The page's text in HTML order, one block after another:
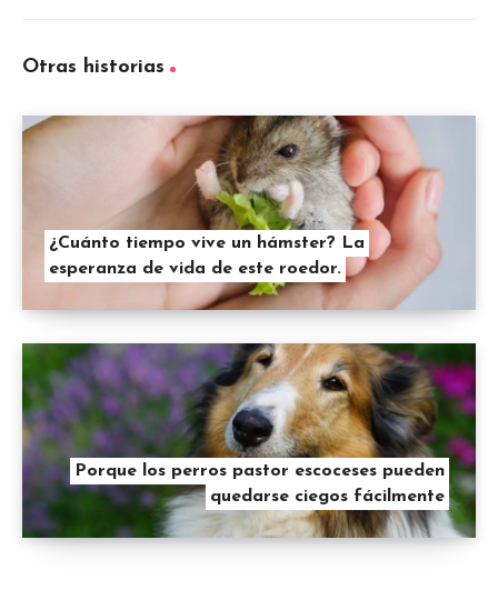
Otras historias
¿Cuánto tiempo vive un hámster? La
esperanza de vida de este roedor.
Porque los perros pastor escoceses pueden
quedarse ciegos fácilmente